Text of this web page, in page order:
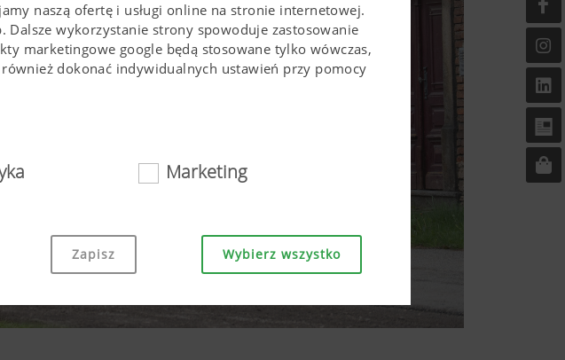
naszą ofertę i usługi online na stronie internetowej.
Dalsze wykorzystanie strony spowoduje zastosowanie
marketingowe google będą stosowane tylko wówczas,
dokonać indywidualnych ustawień przy pomocy
jest łatwo dostępna i przyjazna w
jak nawigacja na stronie, jak również
Marketing
Zapisz Wybierz wszystko